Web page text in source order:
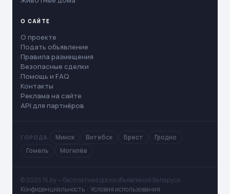
О САЙТЕ
О проекте
Подать объявление
Правила размещения
Безопасные сделки
Помощь и FAQ
Контакты
Реклама на сайте
API для партнёров
ГОРОДА Минск Витебск Брест
Гродно
Гомель
Могилёв
© 2026 15.by — бесплатная доска объявлений Беларуси. ·
Конфиденциальность · Условия использования